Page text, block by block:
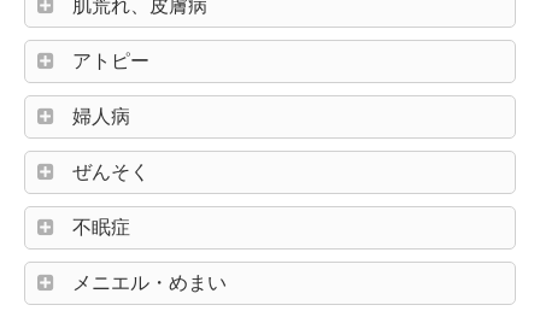
肌荒れ、皮膚病
アトピー
婦人病
ぜんそく
不眠症
メニエル・めまい